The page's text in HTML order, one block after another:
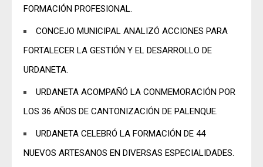
FORMACIÓN PROFESIONAL.
CONCEJO MUNICIPAL ANALIZÓ ACCIONES PARA
FORTALECER LA GESTIÓN Y EL DESARROLLO DE
URDANETA.
URDANETA ACOMPAÑÓ LA CONMEMORACIÓN POR
LOS 36 AÑOS DE CANTONIZACIÓN DE PALENQUE.
URDANETA CELEBRÓ LA FORMACIÓN DE 44
NUEVOS ARTESANOS EN DIVERSAS ESPECIALIDADES.